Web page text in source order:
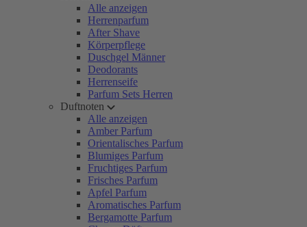
Alle anzeigen
Herrenparfum
After Shave
Körperpflege
Duschgel Männer
Deodorants
Herrenseife
Parfum Sets Herren
Duftnoten
Alle anzeigen
Amber Parfum
Orientalisches Parfum
Blumiges Parfum
Fruchtiges Parfum
Frisches Parfum
Apfel Parfum
Aromatisches Parfum
Bergamotte Parfum